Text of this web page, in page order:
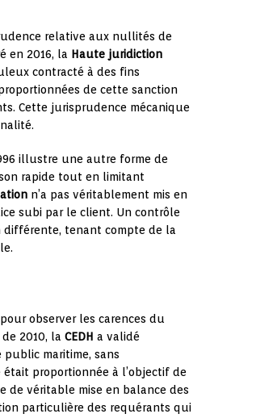
relative aux nullités de
en 2016, la Haute juridiction
contracté à des fins
de cette sanction
Cette jurisprudence mécanique
illustre une autre forme de
rapide tout en limitant
n’a pas véritablement mis en
subi par le client. Un contrôle
tenant compte de la
observer les carences du
2010, la CEDH a validé
public maritime, sans
proportionnée à l’objectif de
de véritable mise en balance des
particulière des requérants qui